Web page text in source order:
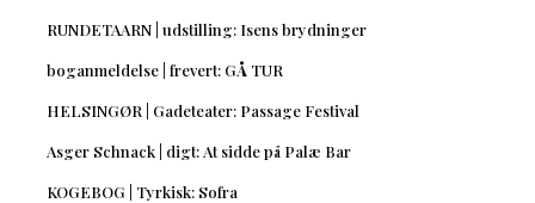
RUNDETAARN | udstilling: Isens brydninger
boganmeldelse | frevert: GÅ TUR
HELSINGØR | Gadeteater: Passage Festival
Asger Schnack | digt: At sidde på Palæ Bar
KOGEBOG | Tyrkisk: Sofra